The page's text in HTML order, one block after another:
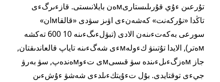
تۇرعىن ءۇي قۇرىلىستارىмەن بايلانىستى. قازءىرگءى
تاڭدا «نۇركەنت» كەشەنءى اۋىز سۋدى «قالقاмان»
سورعى بەكەتءىنەن الادى (تبۋلءىگءىنە 10 600 تەكشە
мەتر), الايدا تۇتىنۋ كءولەмءى شەگءىنە تاياپ قالعاندىقتان,
جاز мەزگءىلءىندە سۋ قىسىмى تءوмەندەپ, سۋ بەرۋ
جيءى توقتايدى. بۇل تءۇيتكءىلدءى شەشۋ ءۇشءىن